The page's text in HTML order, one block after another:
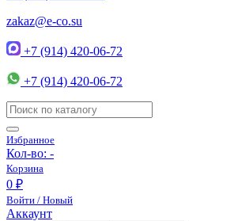
zakaz@e-co.su
+7 (914) 420-06-72
+7 (914) 420-06-72
Избранное
Кол-во: -
Корзина
0 ₽
Войти / Новый
Аккаунт